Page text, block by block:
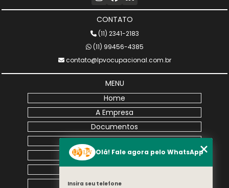
CONTATO
(11) 2341-2183
(11) 99456-4385
contato@lpvocupacional.com.br
MENU
Home
A Empresa
Documentos
Treinamentos
Medicina do Trabalho
Assessoria
eSocial
Olá! Fale agora pelo WhatsApp
Insira seu telefone